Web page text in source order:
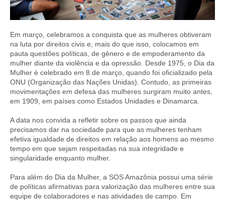
Em março, celebramos a conquista que as mulheres obtiveram
na luta por direitos civis e, mais do que isso, colocamos em
pauta questões políticas, de gênero e de empoderamento da
mulher diante da violência e da opressão. Desde 1975, o Dia da
Mulher é celebrado em 8 de março, quando foi oficializado pela
ONU (Organização das Nações Unidas). Contudo, as primeiras
movimentações em defesa das mulheres surgiram muito antes,
em 1909, em países como Estados Unidades e Dinamarca.
A data nos convida a refletir sobre os passos que ainda
precisamos dar na sociedade para que as mulheres tenham
efetiva igualdade de direitos em relação aos homens ao mesmo
tempo em que sejam respeitadas na sua integridade e
singularidade enquanto mulher.
Para além do Dia da Mulher, a SOS Amazônia possui uma série
de políticas afirmativas para valorização das mulheres entre sua
equipe de colaboradores e nas atividades de campo. Em